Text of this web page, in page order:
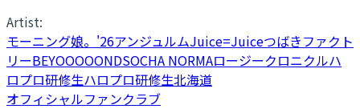
Artist:
モーニング娘。'26アンジュルムJuice=Juiceつばきファクト
リーBEYOOOOONDSOCHA NORMAロージークロニクルハ
ロプロ研修生ハロプロ研修生北海道
オフィシャルファンクラブ